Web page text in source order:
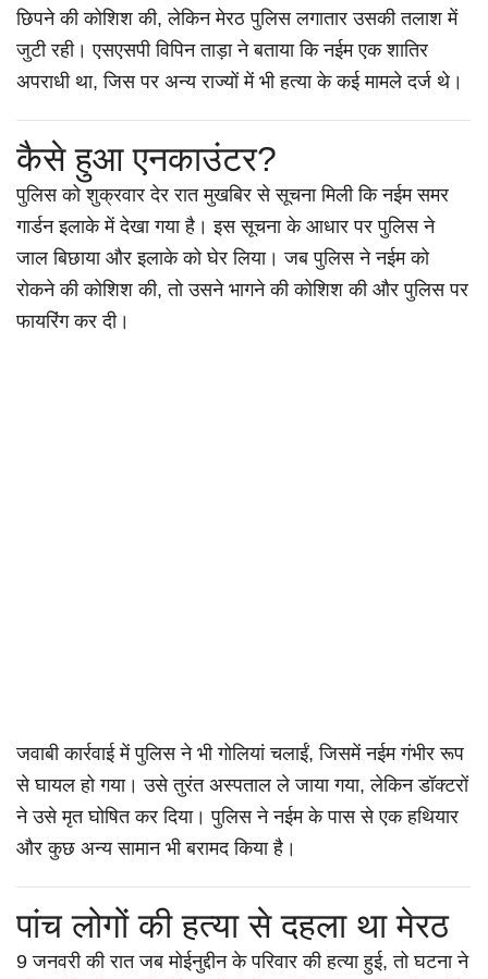
छिपने की कोशिश की, लेकिन मेरठ पुलिस लगातार उसकी तलाश में
जुटी रही। एसएसपी विपिन ताड़ा ने बताया कि नईम एक शातिर
अपराधी था, जिस पर अन्य राज्यों में भी हत्या के कई मामले दर्ज थे।
कैसे हुआ एनकाउंटर?
पुलिस को शुक्रवार देर रात मुखबिर से सूचना मिली कि नईम समर
गार्डन इलाके में देखा गया है। इस सूचना के आधार पर पुलिस ने
जाल बिछाया और इलाके को घेर लिया। जब पुलिस ने नईम को
रोकने की कोशिश की, तो उसने भागने की कोशिश की और पुलिस पर
फायरिंग कर दी।
जवाबी कार्रवाई में पुलिस ने भी गोलियां चलाईं, जिसमें नईम गंभीर रूप
से घायल हो गया। उसे तुरंत अस्पताल ले जाया गया, लेकिन डॉक्टरों
ने उसे मृत घोषित कर दिया। पुलिस ने नईम के पास से एक हथियार
और कुछ अन्य सामान भी बरामद किया है।
पांच लोगों की हत्या से दहला था मेरठ
9 जनवरी की रात जब मोईनुद्दीन के परिवार की हत्या हुई, तो घटना ने